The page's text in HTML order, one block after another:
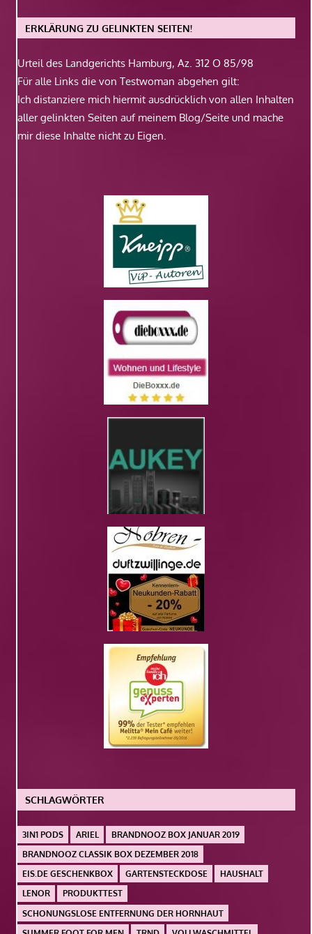
ERKLÄRUNG ZU GELINKTEN SEITEN!
Urteil des Landgerichts Hamburg, Az. 312 O 85/98
Für alle Links die von Testwoman abgehen gilt:
Ich distanziere mich hiermit ausdrücklich von allen Inhalten
aller gelinkten Seiten auf meinem Blog/Seite und mache
mir diese Inhalte nicht zu Eigen.
SCHLAGWÖRTER
3IN1 PODS ARIEL
BRANDNOOZ BOX JANUAR 2019
BRANDNOOZ CLASSIK BOX DEZEMBER 2018
EIS.DE GESCHENKBOX
GARTENSTECKDOSE
HAUSHALT
LENOR
PRODUKTTEST
SCHONUNGSLOSE ENTFERNUNG DER HORNHAUT